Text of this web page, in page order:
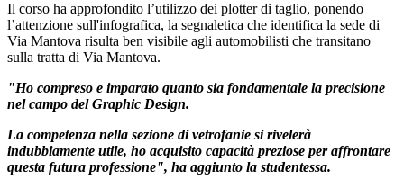
Il corso ha approfondito l’utilizzo dei plotter di taglio, ponendo
l’attenzione sull'infografica, la segnaletica che identifica la sede di
Via Mantova risulta ben visibile agli automobilisti che transitano
sulla tratta di Via Mantova.
"Ho compreso e imparato quanto sia fondamentale la precisione
nel campo del Graphic Design.
La competenza nella sezione di vetrofanie si rivelerà
indubbiamente utile, ho acquisito capacità preziose per affrontare
questa futura professione", ha aggiunto la studentessa.